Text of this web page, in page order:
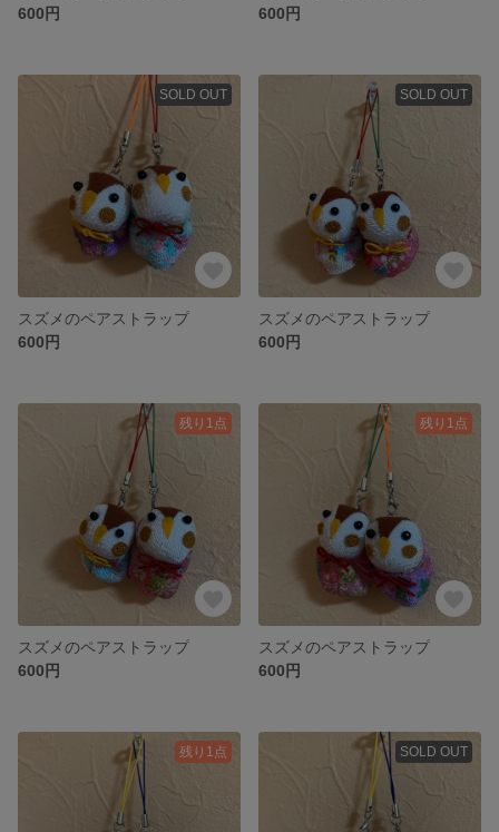
600円
600円
SOLD OUT
スズメのペアストラップ
600円
SOLD OUT
スズメのペアストラップ
600円
残り1点
スズメのペアストラップ
600円
残り1点
スズメのペアストラップ
600円
残り1点 SOLD OUT